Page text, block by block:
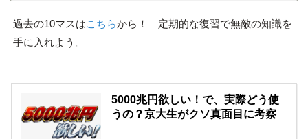
過去の10マスはこちらから！ 定期的な復習で無敵の知識を
手に入れよう。
5000兆円欲しい！で、実際どう使
うの？京大生がクソ真面目に考察